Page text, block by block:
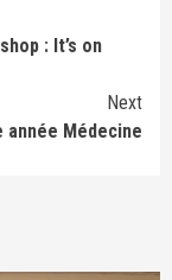
: It’s on
Next
année Médecine